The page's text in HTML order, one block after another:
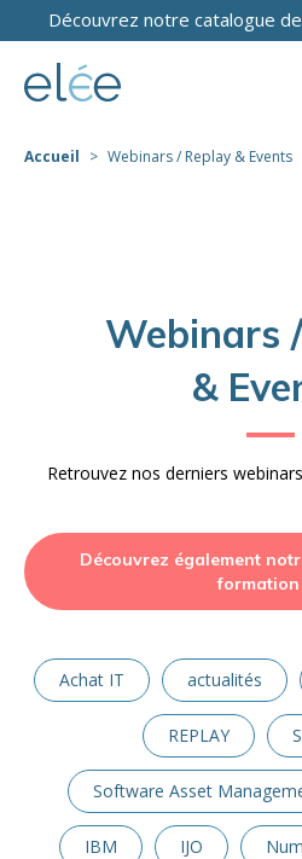
Découvrez notre catalogue
Accueil Webinars / Replay & Events
Webinars
&
Retrouvez nos derniers
Découvrez également
formation
Achat IT actualités
REPLAY
Software Asset
IBM IJO